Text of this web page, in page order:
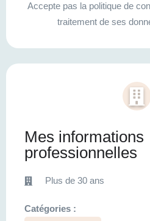
Accepte pas la politique de
traitement de ses
Mes informations
professionnelles
Plus de 30 ans
Catégories :